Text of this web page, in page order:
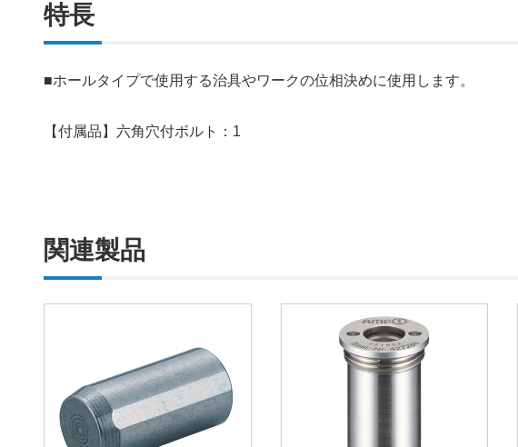
特長
■ホールタイプで使用する治具やワークの位相決めに使用します。
【付属品】六角穴付ボルト：1
関連製品